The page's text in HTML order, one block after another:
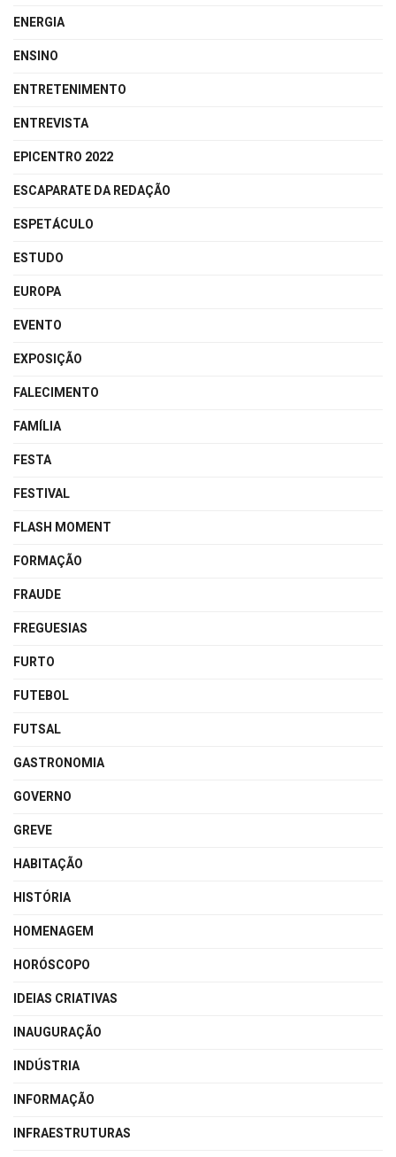
ENERGIA
ENSINO
ENTRETENIMENTO
ENTREVISTA
EPICENTRO 2022
ESCAPARATE DA REDAÇÃO
ESPETÁCULO
ESTUDO
EUROPA
EVENTO
EXPOSIÇÃO
FALECIMENTO
FAMÍLIA
FESTA
FESTIVAL
FLASH MOMENT
FORMAÇÃO
FRAUDE
FREGUESIAS
FURTO
FUTEBOL
FUTSAL
GASTRONOMIA
GOVERNO
GREVE
HABITAÇÃO
HISTÓRIA
HOMENAGEM
HORÓSCOPO
IDEIAS CRIATIVAS
INAUGURAÇÃO
INDÚSTRIA
INFORMAÇÃO
INFRAESTRUTURAS